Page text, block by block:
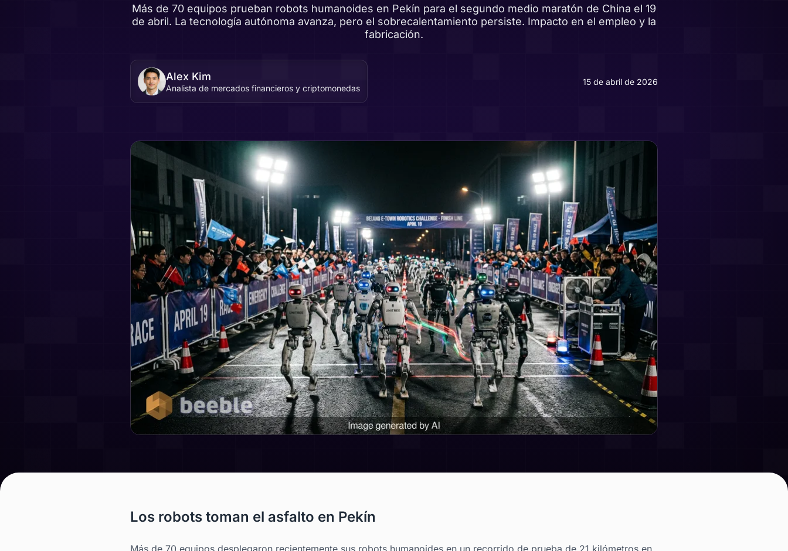
Más de 70 equipos prueban robots humanoides en Pekín para el segundo medio maratón de China el 19
de abril. La tecnología autónoma avanza, pero el sobrecalentamiento persiste. Impacto en el empleo y la
fabricación.
Alex Kim
Analista de mercados financieros y criptomonedas
15 de abril de 2026
Los robots toman el asfalto en Pekín